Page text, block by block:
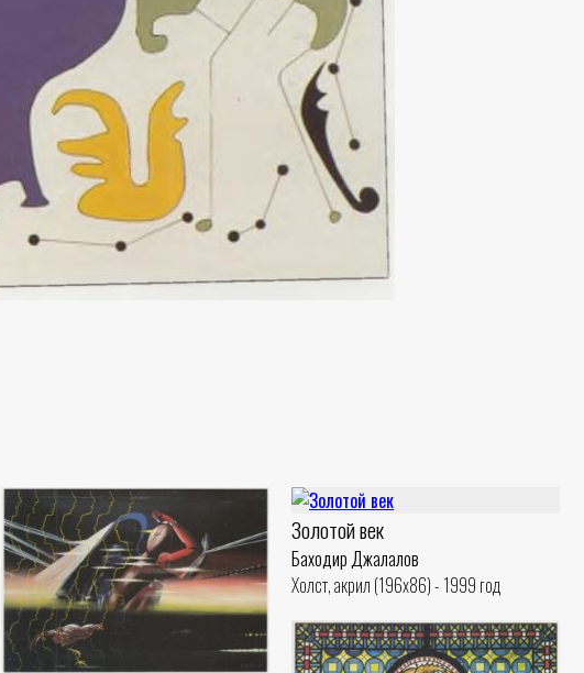
Золотой век
Баходир Джалалов
Холст, акрил (196x86) - 1999 год